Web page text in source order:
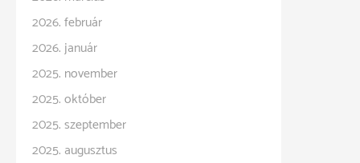
2026. február
2026. január
2025. november
2025. október
2025. szeptember
2025. augusztus